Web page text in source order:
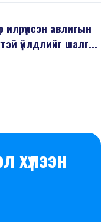
авлигын
үйлдлийг шалг...
хүлээн